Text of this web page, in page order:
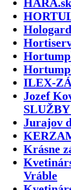
ILEX-
Jozef
Jurajov
Krásne
Vráble